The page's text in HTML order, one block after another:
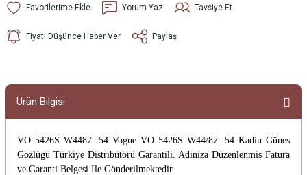
Yorum Yaz Tavsiye Et
Fiyatı Düşünce Haber Ver Paylaş
Ürün Bilgisi
VO 5426S W4487 .54 Vogue VO 5426S W44/87 .54 Kadin Günes
Gözlügü Türkiye Distribütörü Garantili. Adiniza Düzenlenmis Fatura
ve Garanti Belgesi Ile Gönderilmektedir.